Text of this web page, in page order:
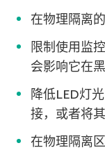
在物理隔离
限制使用监
会影响它在
降低LED灯
接，或者将其
在物理隔离